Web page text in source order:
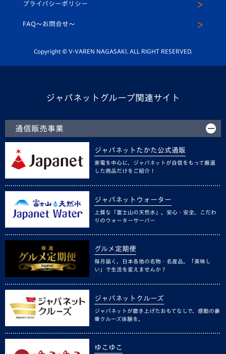
平和祈念活動
ホームタウン活動
スクール
公式LINE＠
プライバシーポリシー
FAQ〜お問合せ〜
Copyright © V-VAREN NAGASAKI. ALL RIGHT RESERVED.
ジャパネットグループ関連サイト
通信販売事業
ジャパネットたかた公式通販
家電を中心に、ジャパネットが自信をもって厳選
した商品だけをご紹介！
ジャパネットウォーター
上質な「富士山の天然水」。安心・安全、こだわ
りのウォーターサーバー
グルメ定期便
毎月届く、日本各地の名物・名産品。「美味し
い」で生活を変えませんか？
ジャパネットクルーズ
ジャパネットが磨き上げたおもてなしで、感動の豪
華クルーズ体験を。
ゆこゆこ